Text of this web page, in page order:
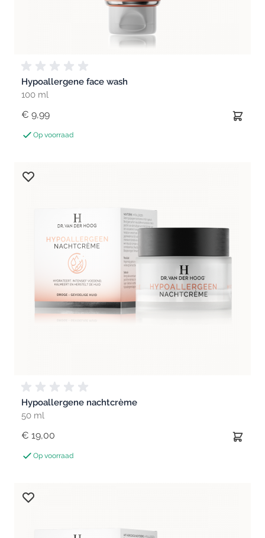
Hypoallergene face wash
100 ml
€ 9,99
Op voorraad
Hypoallergene nachtcrème
50 ml
€ 19,00
Op voorraad